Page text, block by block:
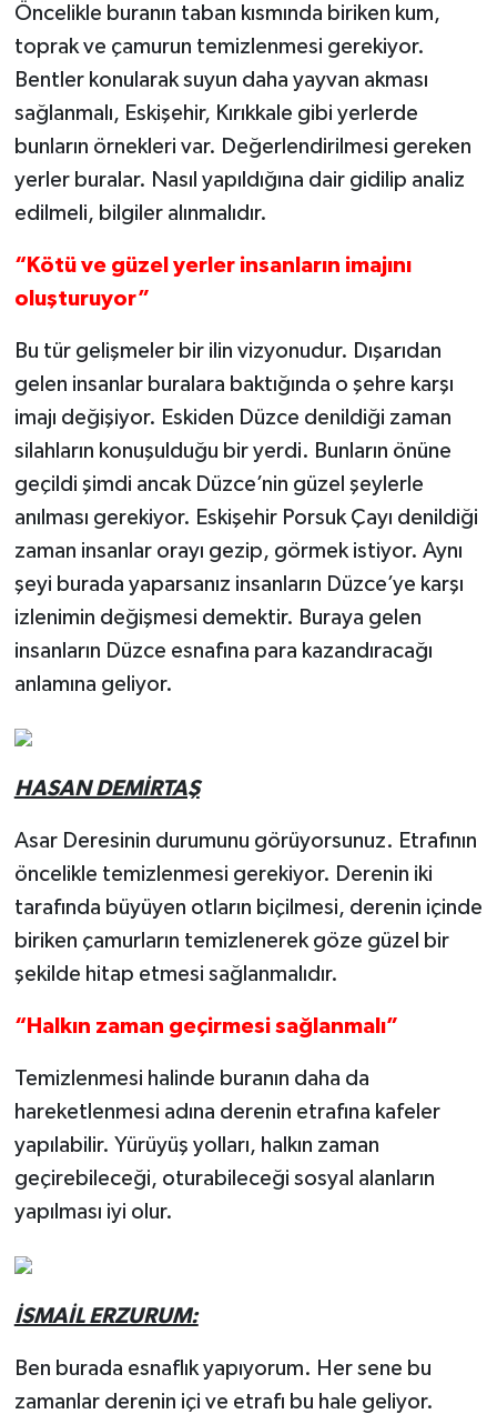
Öncelikle buranın taban kısmında biriken kum,
toprak ve çamurun temizlenmesi gerekiyor.
Bentler konularak suyun daha yayvan akması
sağlanmalı, Eskişehir, Kırıkkale gibi yerlerde
bunların örnekleri var. Değerlendirilmesi gereken
yerler buralar. Nasıl yapıldığına dair gidilip analiz
edilmeli, bilgiler alınmalıdır.
“Kötü ve güzel yerler insanların imajını
oluşturuyor”
Bu tür gelişmeler bir ilin vizyonudur. Dışarıdan
gelen insanlar buralara baktığında o şehre karşı
imajı değişiyor. Eskiden Düzce denildiği zaman
silahların konuşulduğu bir yerdi. Bunların önüne
geçildi şimdi ancak Düzce’nin güzel şeylerle
anılması gerekiyor. Eskişehir Porsuk Çayı denildiği
zaman insanlar orayı gezip, görmek istiyor. Aynı
şeyi burada yaparsanız insanların Düzce’ye karşı
izlenimin değişmesi demektir. Buraya gelen
insanların Düzce esnafına para kazandıracağı
anlamına geliyor.
HASAN DEMİRTAŞ
Asar Deresinin durumunu görüyorsunuz. Etrafının
öncelikle temizlenmesi gerekiyor. Derenin iki
tarafında büyüyen otların biçilmesi, derenin içinde
biriken çamurların temizlenerek göze güzel bir
şekilde hitap etmesi sağlanmalıdır.
“Halkın zaman geçirmesi sağlanmalı”
Temizlenmesi halinde buranın daha da
hareketlenmesi adına derenin etrafına kafeler
yapılabilir. Yürüyüş yolları, halkın zaman
geçirebileceği, oturabileceği sosyal alanların
yapılması iyi olur.
İSMAİL ERZURUM:
Ben burada esnaflık yapıyorum. Her sene bu
zamanlar derenin içi ve etrafı bu hale geliyor.